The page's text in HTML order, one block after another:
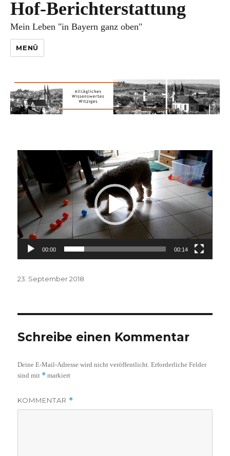
Hof-Berichterstattung
Mein Leben "in Bayern ganz oben"
MENÜ
Video-
Player
00:00 00:14
Veröffentlicht
23. September 2018
Schreibe einen Kommentar
Deine E-Mail-Adresse wird nicht veröffentlicht. Erforderliche Felder
sind mit * markiert
KOMMENTAR *